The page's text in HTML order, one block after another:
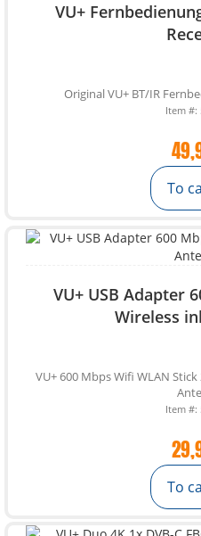
VU+
Original VU+ BT/IR
Item #:
To
VU+ USB Adapter
Wireless
VU+ 600 Mbps Wifi WLAN
Item #:
To